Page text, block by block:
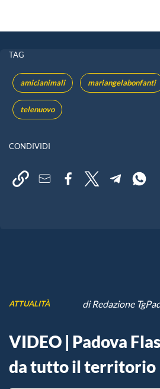
TAG
amicianimali mariangelabonfanti
telenuovo
CONDIVIDI
ATTUALITÀ diRedazione
VIDEO | Padova
da tutto il territorio